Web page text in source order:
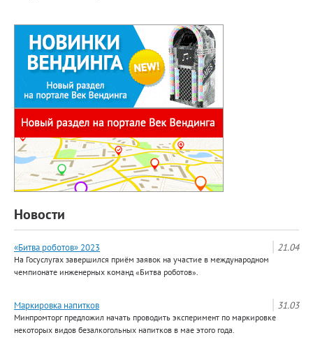
Новости
21.04
«Битва роботов» 2023
На Госуслугах завершился приём заявок на участие в международном
чемпионате инженерных команд «Битва роботов».
31.03
Маркировка напитков
Минпромторг предложил начать проводить эксперимент по маркировке
некоторых видов безалкогольных напитков в мае этого года.